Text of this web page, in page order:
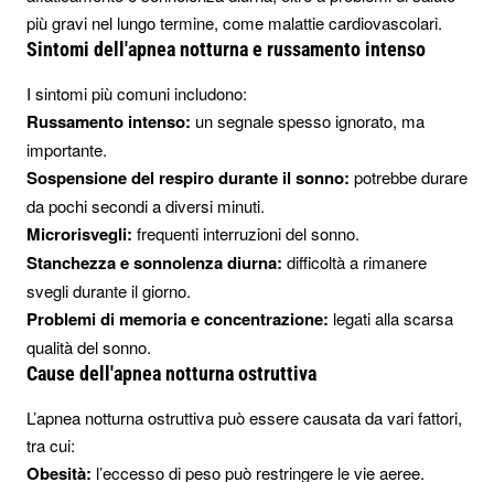
più gravi nel lungo termine, come malattie cardiovascolari.
Sintomi dell'apnea notturna e russamento intenso
I sintomi più comuni includono:
Russamento intenso: un segnale spesso ignorato, ma
importante.
Sospensione del respiro durante il sonno: potrebbe durare
da pochi secondi a diversi minuti.
Microrisvegli: frequenti interruzioni del sonno.
Stanchezza e sonnolenza diurna: difficoltà a rimanere
svegli durante il giorno.
Problemi di memoria e concentrazione: legati alla scarsa
qualità del sonno.
Cause dell'apnea notturna ostruttiva
L’apnea notturna ostruttiva può essere causata da vari fattori,
tra cui:
Obesità: l’eccesso di peso può restringere le vie aeree.